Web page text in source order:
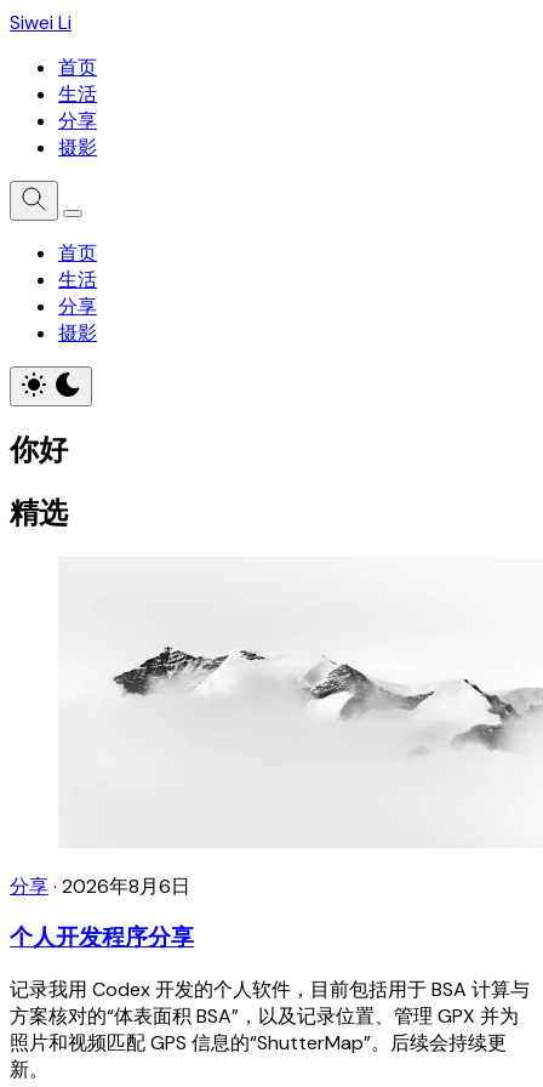
Siwei Li
首页
生活
分享
摄影
首页
生活
分享
摄影
你好
精选
分享· 2026年8月6日
个人开发程序分享
记录我用 Codex 开发的个人软件，目前包括用于 BSA 计算与
方案核对的“体表面积 BSA”，以及记录位置、管理 GPX 并为
照片和视频匹配 GPS 信息的“ShutterMap”。后续会持续更
新。